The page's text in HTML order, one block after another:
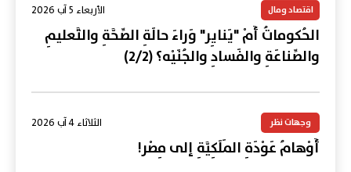
اقتصاد ومال الأربعاء 5 آب 2026
الحُكوماتُ أَمْ "يَنايِر" وَراءَ حالَةِ الصِّحَّةِ والتَّعليمِ
والصِّناعَةِ والفَسادِ والجُنَيْه؟ (2/2)
وجهات نظر الثلاثاء 4 آب 2026
أَوْهامُ عَوْدَةِ المَلَكِيَّةِ إلى مِصْر!